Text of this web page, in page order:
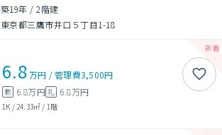
築19年 /2階建
東京都三鷹市井口５丁目1-18
6.8万円 /管理費3,500円
敷 6.8万円礼 6.8万円
1K / 24.33㎡ / 1階